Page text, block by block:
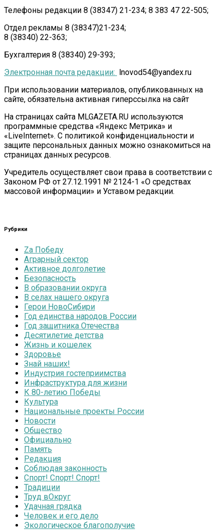
Телефоны редакции 8 (38347) 21-234; 8 383 47 22-505;
Отдел рекламы 8 (38347)21-234;
8 (38340) 22-363;
Бухгалтерия 8 (38340) 29-393;
Электронная почта редакции:
lnovod54@yandex.ru
При использовании материалов, опубликованных на
сайте, обязательна активная гиперссылка на сайт
На страницах сайта MLGAZETA.RU используются
программные средства «Яндекс Метрика» и
«LiveInternet». С политикой конфиденциальности и
защите персональных данных можно ознакомиться на
страницах данных ресурсов.
Учредитель осуществляет свои права в соответствии с
Законом РФ от 27.12.1991 № 2124-1 «О средствах
массовой информации» и Уставом редакции.
Рубрики
Zа Победу
Аграрный сектор
Активное долголетие
Безопасность
В образовании округа
В селах нашего округа
Герои НовоСибири
Год единства народов России
Год защитника Отечества
Десятилетие детства
Жизнь и кошелек
Здоровье
Знай наших!
Индустрия гостеприимства
Инфраструктура для жизни
К 80-летию Победы
Культура
Национальные проекты России
Новости
Общество
Официально
Память
Редакция
Соблюдая законность
Спорт! Спорт! Спорт!
Традиции
Труд вОкруг
Удачная грядка
Человек и его дело
Экологическое благополучие